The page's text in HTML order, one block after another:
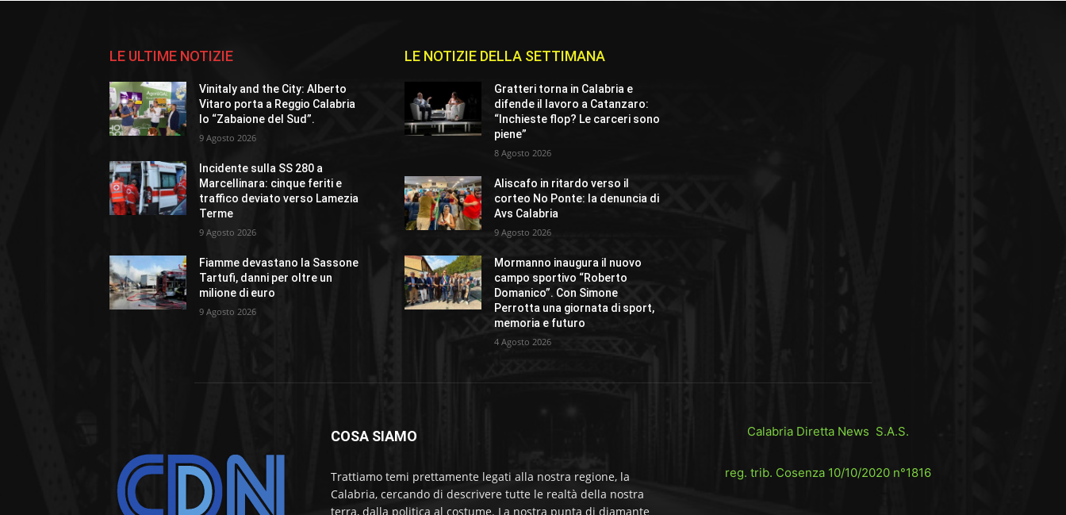
LE ULTIME NOTIZIE
Vinitaly and the City: Alberto
Vitaro porta a Reggio Calabria
lo “Zabaione del Sud”.
9 Agosto 2026
Incidente sulla SS 280 a
Marcellinara: cinque feriti e
traffico deviato verso Lamezia
Terme
9 Agosto 2026
Fiamme devastano la Sassone
Tartufi, danni per oltre un
milione di euro
9 Agosto 2026
LE NOTIZIE DELLA SETTIMANA
Gratteri torna in Calabria e
difende il lavoro a Catanzaro:
“Inchieste flop? Le carceri sono
piene”
8 Agosto 2026
Aliscafo in ritardo verso il
corteo No Ponte: la denuncia di
Avs Calabria
9 Agosto 2026
Mormanno inaugura il nuovo
campo sportivo “Roberto
Domanico”. Con Simone
Perrotta una giornata di sport,
memoria e futuro
4 Agosto 2026
COSA SIAMO
Trattiamo temi prettamente legati alla nostra regione, la
Calabria, cercando di descrivere tutte le realtà della nostra
terra, dalla politica al costume. La nostra punta di diamante
Calabria Diretta News S.A.S.
reg. trib. Cosenza 10/10/2020 n°1816